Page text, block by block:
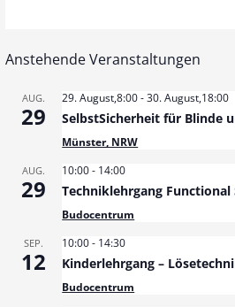
Anstehende Veranstaltungen
AUG.
29
29. August,8:00-30. August,18:00
SelbstSicherheit für Blinde
Münster, NRW
AUG.
29
10:00- 14:00
Techniklehrgang Functional
Budocentrum
SEP.
12
10:00- 14:30
Kinderlehrgang –
Budocentrum